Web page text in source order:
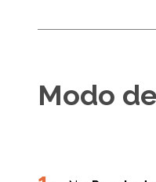
Modo